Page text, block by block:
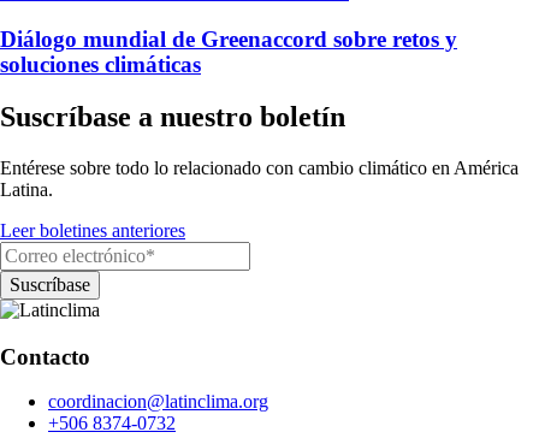
Diálogo mundial de Greenaccord sobre retos y
soluciones climáticas
Suscríbase a nuestro boletín
Entérese sobre todo lo relacionado con cambio climático en América
Latina.
Leer boletines anteriores
Contacto
coordinacion@latinclima.org
+506 8374-0732